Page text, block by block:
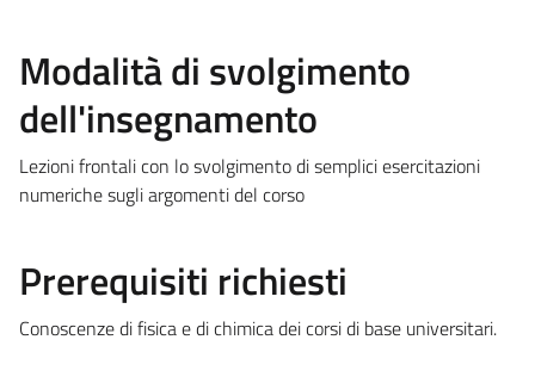
Modalità di svolgimento
dell'insegnamento
Lezioni frontali con lo svolgimento di semplici esercitazioni
numeriche sugli argomenti del corso
Prerequisiti richiesti
Conoscenze di fisica e di chimica dei corsi di base universitari.